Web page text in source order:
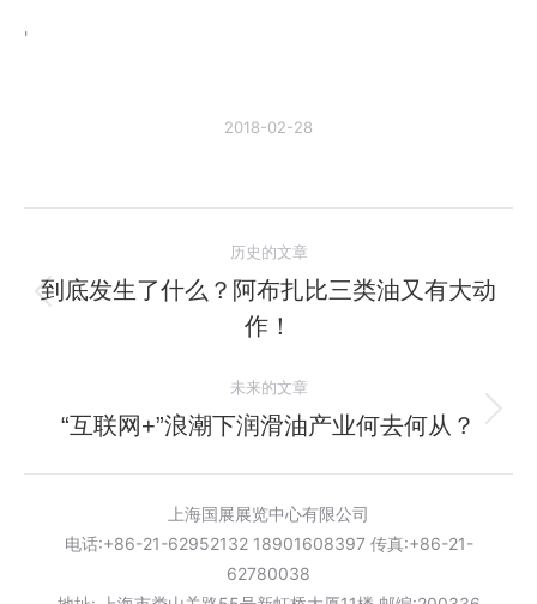
'
2018-02-28
章
历史的文章
历
史
章：
到底发生了什么？阿布扎比三类油又有大动
作！
未来的文章
未
文
章：
“互联网+”浪潮下润滑油产业何去何从？
上海国展展览中心有限公司
电话:+86-21-62952132 18901608397 传真:+86-21-
62780038